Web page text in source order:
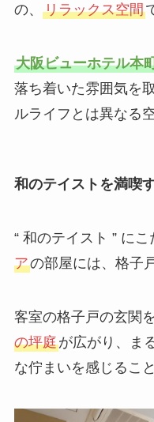
の、 リラックス空間
大阪ビューホテル本
落ち着いた雰囲気を
ルライフとは異なる
和のテイストを満喫
“ 和のテイスト ” に
アの部屋には、格子
客室の格子戸の玄関
の坪庭が広がり、ま
な佇まいを感じるこ